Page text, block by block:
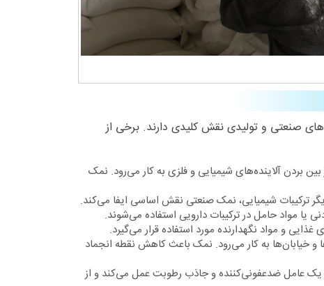
صنعتی و تولیدی نقش کلیدی دارند. برخی از
بردن آلاینده‌های شیمیایی و فلزی به کار می‌رود. نمک
ترکیبات شیمیایی، نمک صنعتی نقش اساسی ایفا می‌کند.
یا مواد حامل در ترکیبات دارویی استفاده می‌شوند.
و مواد نگهدارنده مورد استفاده قرار می‌گیرد.
خیابان‌ها به کار می‌رود. نمک باعث کاهش نقطه انجماد
یک عامل ضدعفونی‌کننده و جاذب رطوبت عمل می‌کند و از